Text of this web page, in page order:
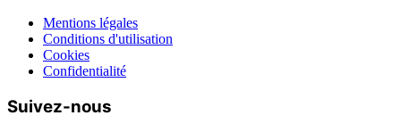
Mentions légales
Conditions d'utilisation
Cookies
Confidentialité
Suivez-nous